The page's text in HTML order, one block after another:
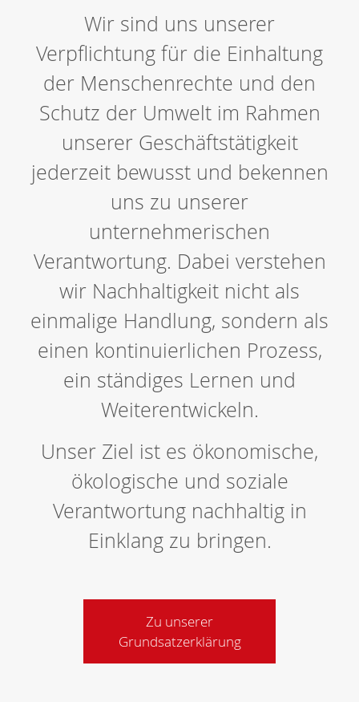
Wir sind uns unserer
Verpflichtung für die Einhaltung
der Menschenrechte und den
Schutz der Umwelt im Rahmen
unserer Geschäftstätigkeit
jederzeit bewusst und bekennen
uns zu unserer
unternehmerischen
Verantwortung. Dabei verstehen
wir Nachhaltigkeit nicht als
einmalige Handlung, sondern als
einen kontinuierlichen Prozess,
ein ständiges Lernen und
Weiterentwickeln.
Unser Ziel ist es ökonomische,
ökologische und soziale
Verantwortung nachhaltig in
Einklang zu bringen.
Zu unserer
Grundsatzerklärung